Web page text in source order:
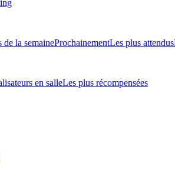
de la semaineProchainementLes plus attendus
en salleLes plus récompensées